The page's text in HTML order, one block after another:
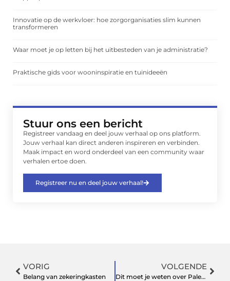
Innovatie op de werkvloer: hoe zorgorganisaties slim kunnen
transformeren
Waar moet je op letten bij het uitbesteden van je administratie?
Praktische gids voor wooninspiratie en tuinideeën
Stuur ons een bericht
Registreer vandaag en deel jouw verhaal op ons platform.
Jouw verhaal kan direct anderen inspireren en verbinden.
Maak impact en word onderdeel van een community waar
verhalen ertoe doen.
Registreer nu en deel jouw verhaal!
VORIG
Belang van zekeringkasten
VOLGENDE
Dit moet je weten over Paleokastritsa